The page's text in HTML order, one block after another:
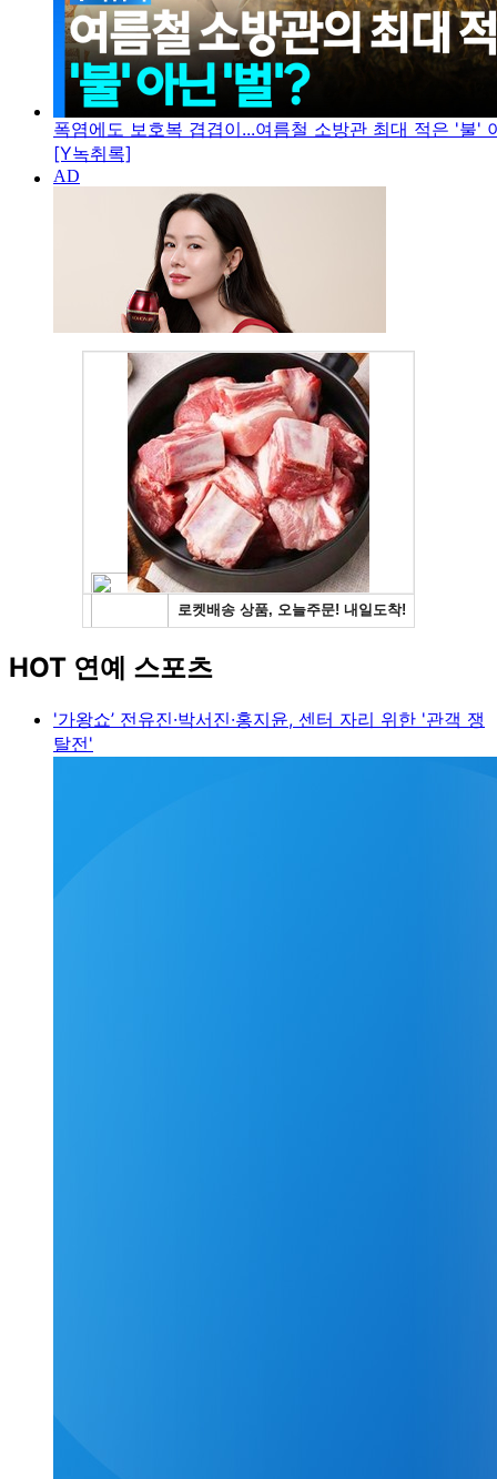
폭염에도 보호복 겹겹이...여름철 소방관 최대 적은 '불'
[Y녹취록]
HOT 연예 스포츠
'가왕쇼’ 전유진·박서진·홍지윤, 센터 자리 위한 '관객 쟁
탈전'